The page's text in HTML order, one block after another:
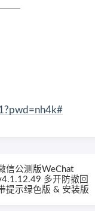
信公测版WeChat
多开防撤回
提示绿色版 & 安装版